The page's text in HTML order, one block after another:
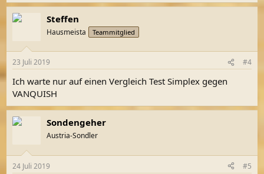
Steffen
Hausmeista Teammitglied
23 Juli 2019 #4
Ich warte nur auf einen Vergleich Test Simplex gegen
VANQUISH
Sondengeher
Austria-Sondler
24 Juli 2019 #5